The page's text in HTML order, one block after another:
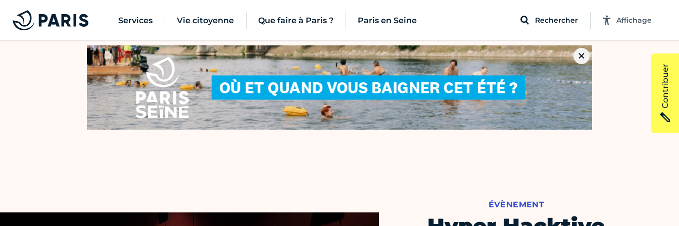
Services Vie citoyenne Que faire à Paris ? Paris en Seine Rechercher Affichage
ÉVÈNEMENT
Contribuer